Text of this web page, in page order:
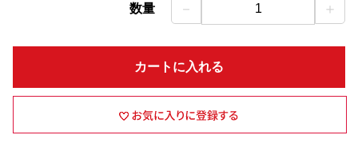
数量 － 1 ＋
カートに入れる